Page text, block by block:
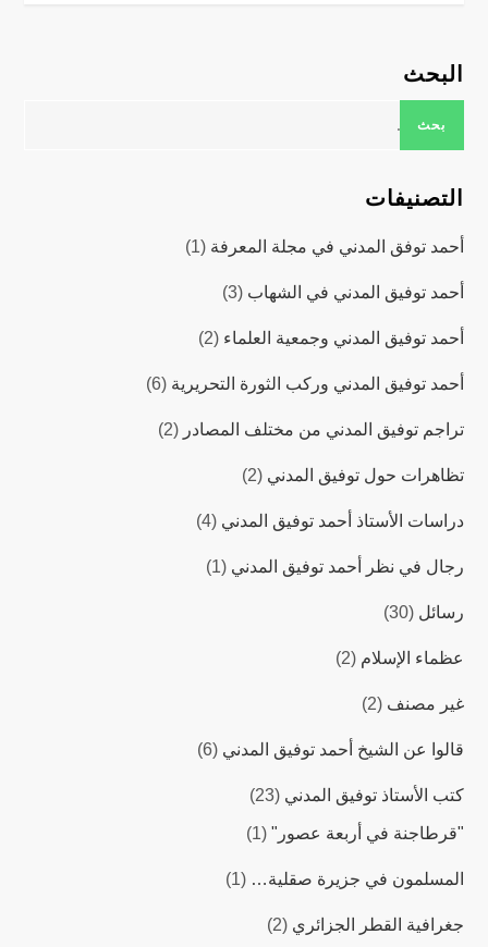
البحث
التصنيفات
أحمد توفق المدني في مجلة المعرفة (1)
أحمد توفيق المدني في الشهاب (3)
أحمد توفيق المدني وجمعية العلماء (2)
أحمد توفيق المدني وركب الثورة التحريرية (6)
تراجم توفيق المدني من مختلف المصادر (2)
تظاهرات حول توفيق المدني (2)
دراسات اﻷستاذ أحمد توفيق المدني (4)
رجال في نظر أحمد توفيق المدني (1)
رسائل (30)
عظماء الإسلام (2)
غير مصنف (2)
قالوا عن الشيخ أحمد توفيق المدني (6)
كتب اﻷستاذ توفيق المدني (23)
"قرطاجنة في أربعة عصور" (1)
المسلمون في جزيرة صقلية… (1)
جغرافية القطر الجزائري (2)